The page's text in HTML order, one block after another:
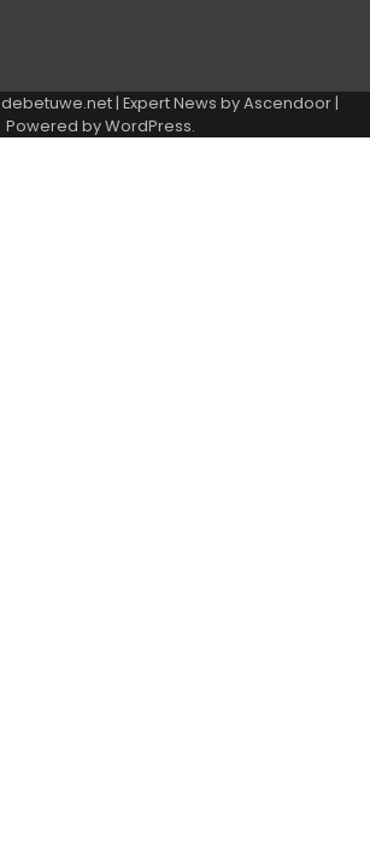
debetuwe.net| Expert News byAscendoor|
Powered byWordPress.